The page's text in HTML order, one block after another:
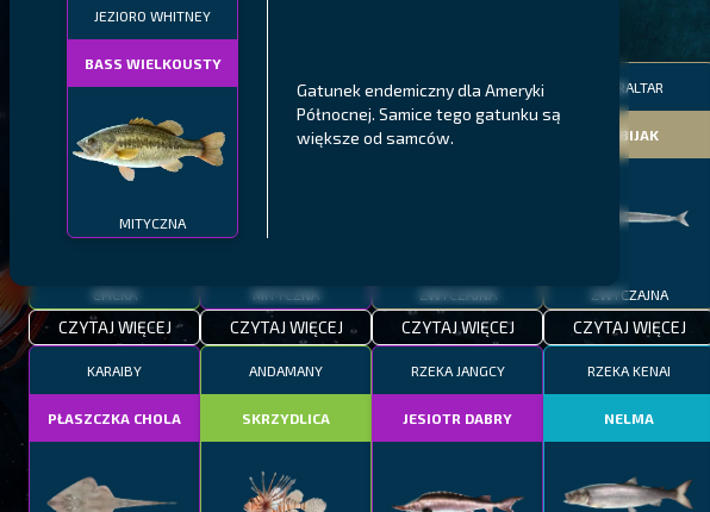
JEZIORO WHITNEY
BASS WIELKOUSTY
MITYCZNA
Gatunek endemiczny dla Ameryki
Północnej. Samice tego gatunku są
większe od samców.
FILTRY
MALAWI
PYSZCZAK ZACHODNI
EPICKA
CZYTAJ WIĘCEJ
PÓŁNOCNE FIORDY
LING
MITYCZNA
CZYTAJ WIĘCEJ
WYSPY GALAPAGOS
BODIAN
MEKSYKAŃSKI
ZWYCZAJNA
CZYTAJ WIĘCEJ
GIBRALTAR
DOBIJAK
ZWYCZAJNA
CZYTAJ WIĘCEJ
KARAIBY
PŁASZCZKA CHOLA
ANDAMANY
SKRZYDLICA
RZEKA JANGCY
JESIOTR DABRY
RZEKA KENAI
NELMA